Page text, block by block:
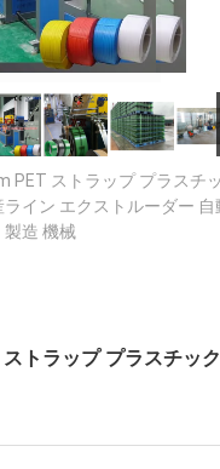
PET ストラップ プラスチ
イン エクストルーダー 自
製造 機械
トラップ プラスチッ